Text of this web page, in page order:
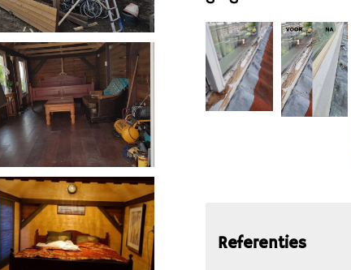
Referenties